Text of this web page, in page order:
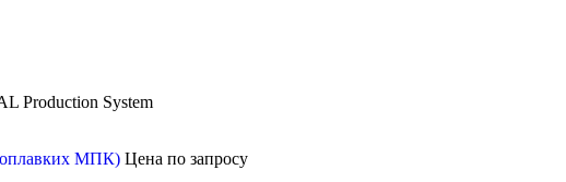
Production System
МПК) Цена по запросу